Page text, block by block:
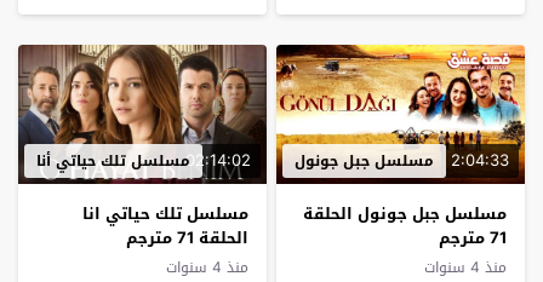
2:04:33 مسلسل جبل جونول
مسلسل جبل جونول الحلقة
71 مترجم
منذ 4 سنوات
02:14:02مسلسل تلك حياتي أنا
مسلسل تلك حياتي انا
الحلقة 71 مترجم
منذ 4 سنوات